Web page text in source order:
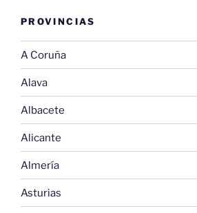
PROVINCIAS
A Coruña
Alava
Albacete
Alicante
Almería
Asturias